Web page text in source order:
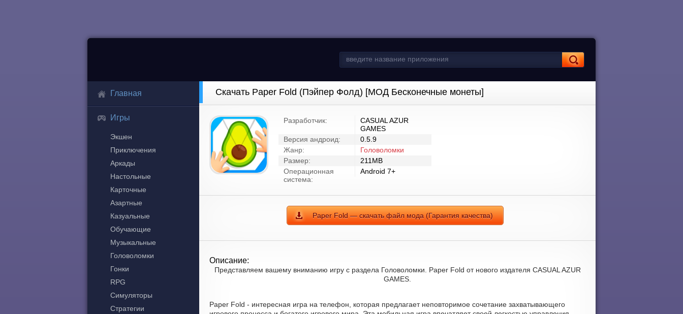
Главная
Игры
Экшен
Приключения
Аркады
Настольные
Карточные
Азартные
Казуальные
Обучающие
Музыкальные
Головоломки
Гонки
RPG
Симуляторы
Стратегии
Скачать Paper Fold (Пэйпер Фолд) [МОД Бесконечные монеты]
Разработчик:
CASUAL AZUR
GAMES
Версия андроид:
0.5.9
Жанр:
Головоломки
Размер:
211MB
Операционная
система:
Android 7+
Paper Fold — скачать файл мода (Гарантия качества)
Описание:
Представляем вашему вниманию игру с раздела Головоломки. Paper Fold от нового издателя CASUAL AZUR
GAMES.
Paper Fold - интересная игра на телефон, которая предлагает неповторимое сочетание захватывающего